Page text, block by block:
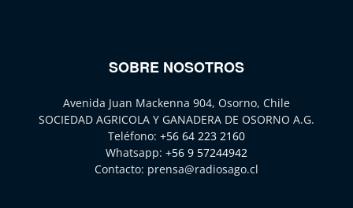
SOBRE NOSOTROS
Avenida Juan Mackenna 904, Osorno, Chile
SOCIEDAD AGRICOLA Y GANADERA DE OSORNO A.G.
Teléfono: +56 64 223 2160
Whatsapp: +56 9 57244942
Contacto: prensa@radiosago.cl